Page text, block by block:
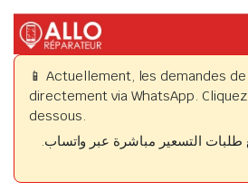
📱 Actuellement, les demandes
directement via WhatsApp.
dessous.
طلبات التسعير مباشرة عبر واتساب.